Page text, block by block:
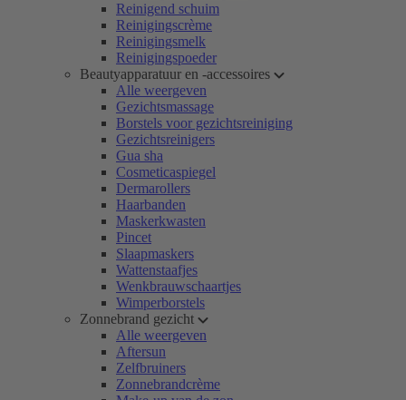
Reinigend schuim
Reinigingscrème
Reinigingsmelk
Reinigingspoeder
Beautyapparatuur en -accessoires
Alle weergeven
Gezichtsmassage
Borstels voor gezichtsreiniging
Gezichtsreinigers
Gua sha
Cosmeticaspiegel
Dermarollers
Haarbanden
Maskerkwasten
Pincet
Slaapmaskers
Wattenstaafjes
Wenkbrauwschaartjes
Wimperborstels
Zonnebrand gezicht
Alle weergeven
Aftersun
Zelfbruiners
Zonnebrandcrème